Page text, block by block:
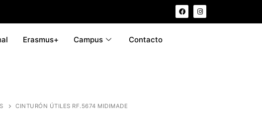
Erasmus+ Campus Contacto
CINTURÓN ÚTILES RF.5674 MIDIMADE